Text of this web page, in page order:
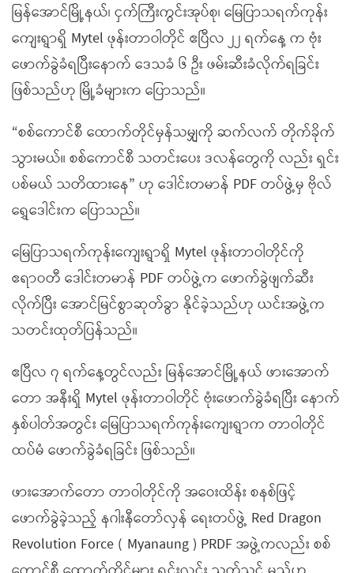
မြန်အောင်မြို့နယ်၊ ငှက်ကြီးကွင်းအုပ်စု၊ မြေပြာသရက်ကုန်း
ကျေးရွာရှိ Mytel ဖုန်းတာဝါတိုင် ဧပြီလ ၂၂ ရက်နေ့ က ဗုံး
ဖောက်ခွဲခံရပြီးနောက် ဒေသခံ ၆ ဦး ဖမ်းဆီးခံလိုက်ရခြင်း
ဖြစ်သည်ဟု မြို့ခံများက ပြောသည်။
“စစ်ကောင်စီ ထောက်တိုင်မှန်သမျှကို ဆက်လက် တိုက်ခိုက်
သွားမယ်။ စစ်ကောင်စီ သတင်းပေး ဒလန်တွေကို လည်း ရှင်း
ပစ်မယ် သတိထားနေ” ဟု ဒေါင်းတမာန် PDF တပ်ဖွဲ့မှ ဗိုလ်
ရွှေဒေါင်းက ပြောသည်။
မြေပြာသရက်ကုန်းကျေးရွာရှိ Mytel ဖုန်းတာဝါတိုင်ကို
ဧရာဝတီ ဒေါင်းတမာန် PDF တပ်ဖွဲ့က ဖောက်ခွဲဖျက်ဆီး
လိုက်ပြီး အောင်မြင်စွာဆုတ်ခွာ နိုင်ခဲ့သည်ဟု ယင်းအဖွဲ့က
သတင်းထုတ်ပြန်သည်။
ဧပြီလ ၇ ရက်နေ့တွင်လည်း မြန်အောင်မြို့နယ် ဖားအောက်
တော အနီးရှိ Mytel ဖုန်းတာဝါတိုင် ဗုံးဖောက်ခွဲခံရပြီး နောက်
နှစ်ပါတ်အတွင်း မြေပြာသရက်ကုန်းကျေးရွာက တာဝါတိုင်
ထပ်မံ ဖောက်ခွဲခံရခြင်း ဖြစ်သည်။
ဖားအောက်တော တာဝါတိုင်ကို အဝေးထိန်း စနစ်ဖြင့်
ဖောက်ခွဲခဲ့သည့် နဂါးနီတော်လှန် ရေးတပ်ဖွဲ့ Red Dragon
Revolution Force ( Myanaung ) PRDF အဖွဲ့ကလည်း စစ်